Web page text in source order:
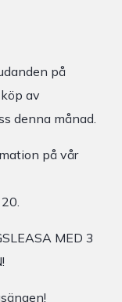
på
av
denna månad.
på vår
MED 3